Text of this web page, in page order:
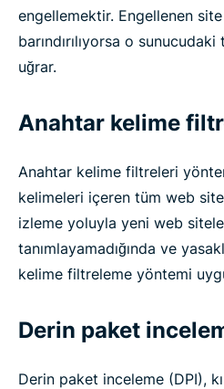
engellemektir. Engellenen
barındırılıyorsa o
uğrar.
Anahtar kelime
Anahtar kelime filtreleri
kelimeleri içeren tüm web
izleme yoluyla yeni web
tanımlayamadığında ve
kelime filtreleme yöntemi
Derin paket
Derin paket inceleme (DPI),